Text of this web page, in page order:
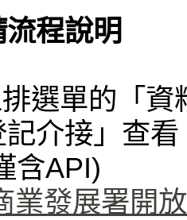
程說明
選單的「
記介接」查
含API)
業發展署開